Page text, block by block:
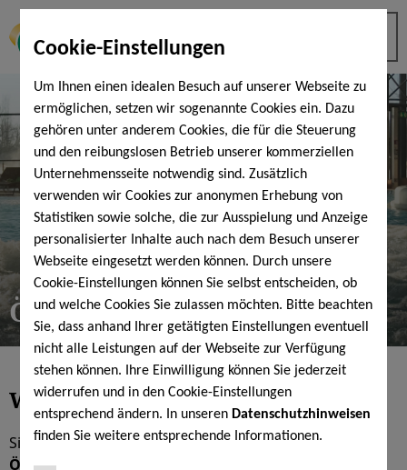
Cookie-Einstellungen
Um Ihnen einen idealen Besuch auf unserer Webseite zu
ermöglichen, setzen wir sogenannte Cookies ein. Dazu
gehören unter anderem Cookies, die für die Steuerung
und den reibungslosen Betrieb unserer kommerziellen
Unternehmensseite notwendig sind. Zusätzlich
verwenden wir Cookies zur anonymen Erhebung von
Statistiken sowie solche, die zur Ausspielung und Anzeige
personalisierter Inhalte auch nach dem Besuch unserer
Webseite eingesetzt werden können. Durch unsere
Cookie-Einstellungen können Sie selbst entscheiden, ob
und welche Cookies Sie zulassen möchten. Bitte beachten
Sie, dass anhand Ihrer getätigten Einstellungen eventuell
nicht alle Leistungen auf der Webseite zur Verfügung
stehen können. Ihre Einwilligung können Sie jederzeit
widerrufen und in den Cookie-Einstellungen
entsprechend ändern. In unseren Datenschutzhinweisen
finden Sie weitere entsprechende Informationen.
Öffnungszeiten
Wir sind gernefür Sieda!
Sie finden hier eine Übersicht über unsereaktuellen
Öffnungszeiten für Therme & Sauna